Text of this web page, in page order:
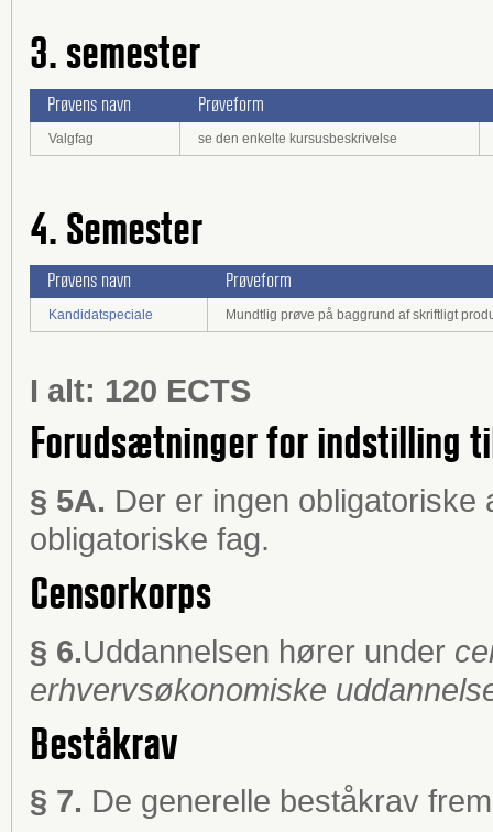
3. semester
Prøvens navn Prøveform
Valgfag se den enkelte kursusbeskrivelse
4. Semester
Prøvens navn Prøveform
Kandidatspeciale Mundtlig prøve på baggrund af skriftligt
I alt: 120 ECTS
Forudsætninger for indstilling
§ 5A. Der er ingen
obligatoriske fag.
Censorkorps
§ 6.Uddannelsen hører under
erhvervsøkonomiske
Beståkrav
§ 7. De generelle beståkrav